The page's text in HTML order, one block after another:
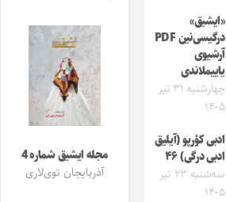
«ایشیق»
درگیسی‌نین PDF
آرشیوی
یاییملاندی
چهارشنبه ۳۱ تیر
۱۴۰۵
ادبی کؤرپو (آیلیق
ادبی درگی) ۴۶
سه‌شنبه ۲۳ تیر
۱۴۰۵
مجله ایشیق شماره 4
آذربایجان توی‌لاری